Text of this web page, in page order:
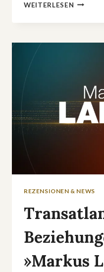
WEITERLESEN
DER
REZENSIONEN & NEWS
»Markus